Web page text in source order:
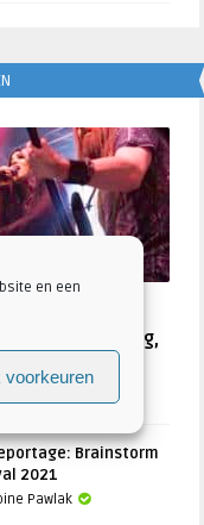
en een
voorkeuren
in De Helling,
Pawlak
Brainstorm
2021
Pawlak